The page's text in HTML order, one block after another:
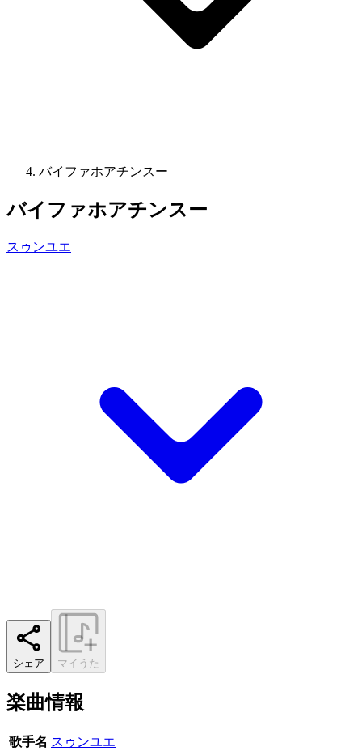
バイファホアチンスー
バイファホアチンスー
スゥンユエ
シェア マイうた
楽曲情報
歌手名 スゥンユエ